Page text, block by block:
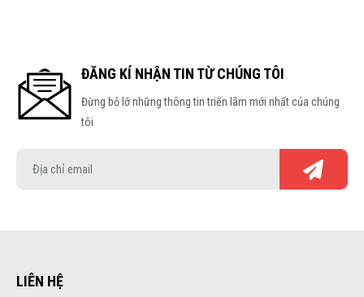
ĐĂNG KÍ NHẬN TIN TỪ CHÚNG TÔI
Đừng bỏ lỡ những thông tin triển lãm mới nhất của chúng
tôi
LIÊN HỆ